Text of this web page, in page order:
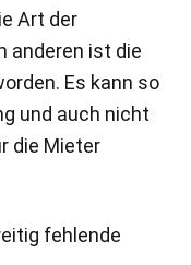
Art der
anderen ist die
Es kann so
und auch nicht
die Mieter
fehlende